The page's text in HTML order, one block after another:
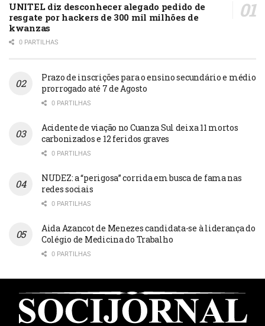
UNITEL diz desconhecer alegado pedido de
resgate por hackers de 300 mil milhões de
kwanzas
0 PARTILHAS
Prazo de inscrições para o ensino secundário e médio
prorrogado até 7 de Agosto
0 PARTILHAS
Acidente de viação no Cuanza Sul deixa 11 mortos
carbonizados e 12 feridos graves
0 PARTILHAS
NUDEZ: a “perigosa” corrida em busca de fama nas
redes sociais
0 PARTILHAS
Aida Azancot de Menezes candidata-se à liderança do
Colégio de Medicina do Trabalho
0 PARTILHAS